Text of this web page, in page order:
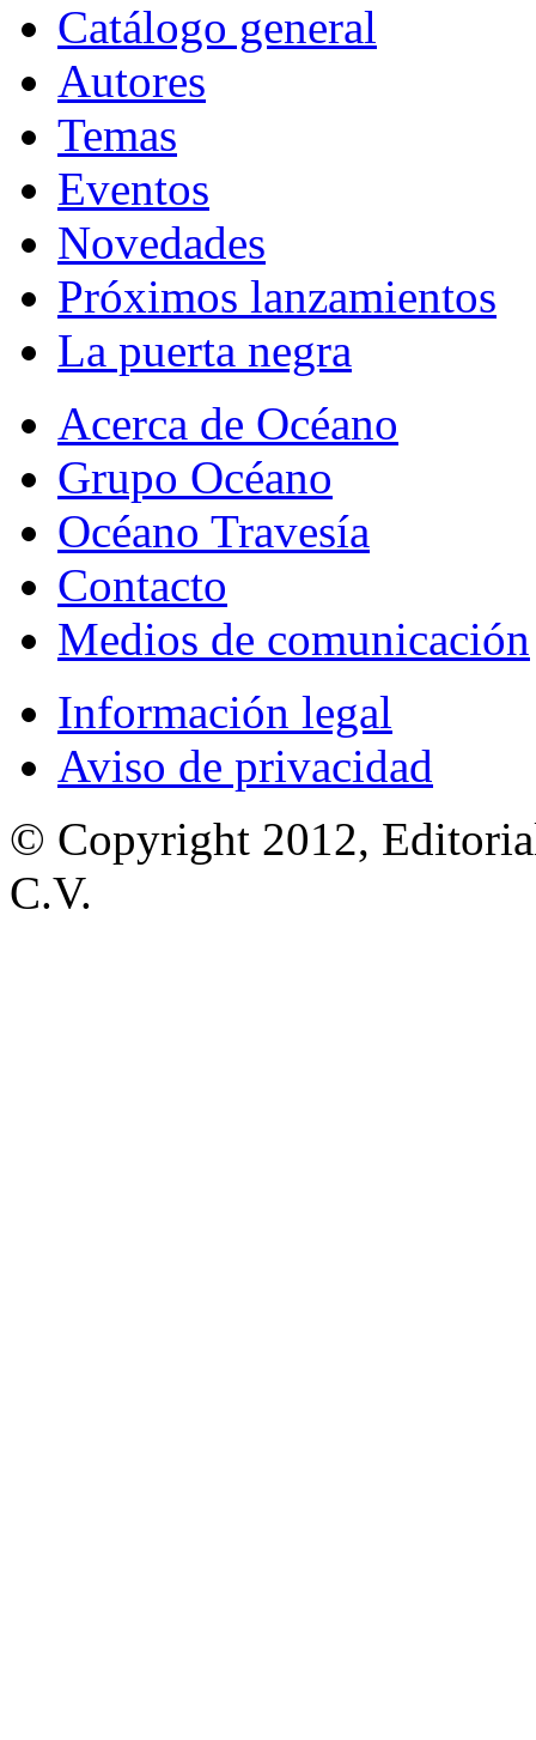
Catálogo general
Autores
Temas
Eventos
Novedades
Próximos lanzamientos
La puerta negra
Acerca de Océano
Grupo Océano
Océano Travesía
Contacto
Medios de comunicación
Información legal
Aviso de privacidad
© Copyright 2012,
C.V.